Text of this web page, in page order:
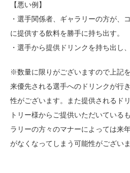
【悪い例】
・選手関係者、ギャラリーの方が、
に提供する飲料を勝手に持ち出す。
・選手から提供ドリンクを持ち出し
※数量に限りがございますので上記
来優先される選手へのドリンクが行
性がございます。また提供されるド
トリー様からご提供いただいている
ラリーの方々のマナーによっては来
がなくなってしまう可能性がございま